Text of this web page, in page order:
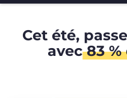
Cet été,
avec83